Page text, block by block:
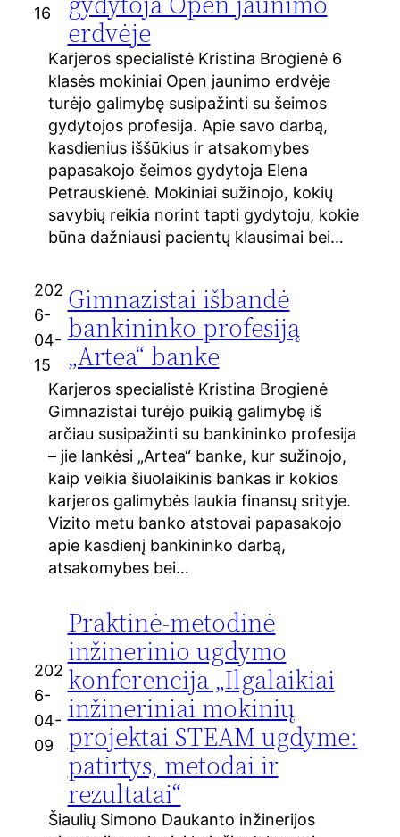
16
erdvėje
Karjeros specialistė Kristina Brogienė 6
klasės mokiniai Open jaunimo erdvėje
turėjo galimybę susipažinti su šeimos
gydytojos profesija. Apie savo darbą,
kasdienius iššūkius ir atsakomybes
papasakojo šeimos gydytoja Elena
Petrauskienė. Mokiniai sužinojo, kokių
savybių reikia norint tapti gydytoju, kokie
būna dažniausi pacientų klausimai bei…
202
6-
04-
15
Gimnazistai išbandė
bankininko profesiją
„Artea“ banke
Karjeros specialistė Kristina Brogienė
Gimnazistai turėjo puikią galimybę iš
arčiau susipažinti su bankininko profesija
– jie lankėsi „Artea“ banke, kur sužinojo,
kaip veikia šiuolaikinis bankas ir kokios
karjeros galimybės laukia finansų srityje.
Vizito metu banko atstovai papasakojo
apie kasdienį bankininko darbą,
atsakomybes bei…
202
6-
04-
09
Praktinė-metodinė
inžinerinio ugdymo
konferencija „Ilgalaikiai
inžineriniai mokinių
projektai STEAM ugdyme:
patirtys, metodai ir
rezultatai“
Šiaulių Simono Daukanto inžinerijos